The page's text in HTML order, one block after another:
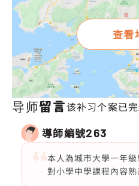
查看
导师留言该补习个案已
導師編號263
本人為城市大學一年
對小學中學課程內容